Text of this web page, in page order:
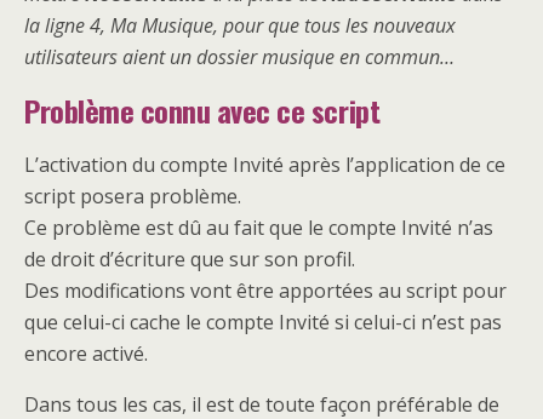
la ligne 4, Ma Musique, pour que tous les nouveaux
utilisateurs aient un dossier musique en commun…
Problème connu avec ce script
L’activation du compte Invité après l’application de ce
script posera problème.
Ce problème est dû au fait que le compte Invité n’as
de droit d’écriture que sur son profil.
Des modifications vont être apportées au script pour
que celui-ci cache le compte Invité si celui-ci n’est pas
encore activé.
Dans tous les cas, il est de toute façon préférable de